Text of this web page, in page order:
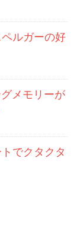
ルガーの好
メモリーが
でクタクタ